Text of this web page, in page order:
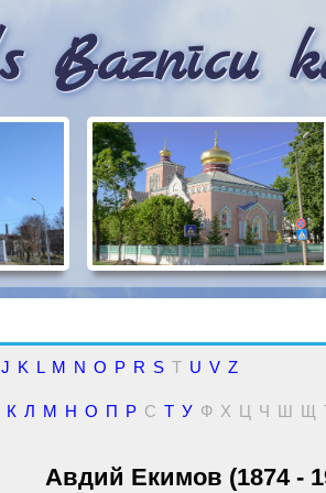
Baznīcu
J K L M N O P R S T U V Z
К Л М Н О П Р С Т У Ф Х Ц Ч Ш Щ
Авдий Екимов (1874 -